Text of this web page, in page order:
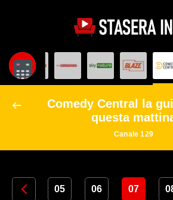
Comedy Central la
questa
Canale 129
04 05 06 07